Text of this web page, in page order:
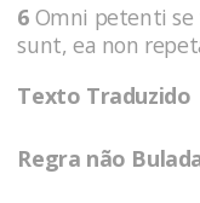
6 Omni petenti
sunt, ea non
Texto Traduzido
Regra não